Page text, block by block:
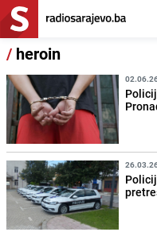
/ heroin